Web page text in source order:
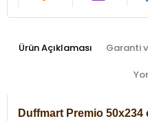
Ürün Açıklaması Garanti
Duffmart Premio 50x234